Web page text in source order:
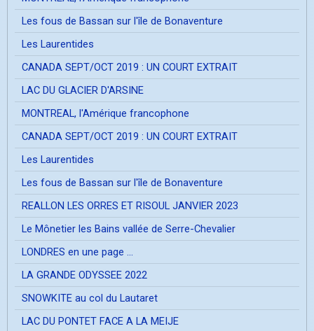
Les fous de Bassan sur l'île de Bonaventure
Les Laurentides
CANADA SEPT/OCT 2019 : UN COURT EXTRAIT
LAC DU GLACIER D'ARSINE
MONTREAL, l'Amérique francophone
CANADA SEPT/OCT 2019 : UN COURT EXTRAIT
Les Laurentides
Les fous de Bassan sur l'île de Bonaventure
REALLON LES ORRES ET RISOUL JANVIER 2023
Le Mônetier les Bains vallée de Serre-Chevalier
LONDRES en une page ...
LA GRANDE ODYSSEE 2022
SNOWKITE au col du Lautaret
LAC DU PONTET FACE A LA MEIJE